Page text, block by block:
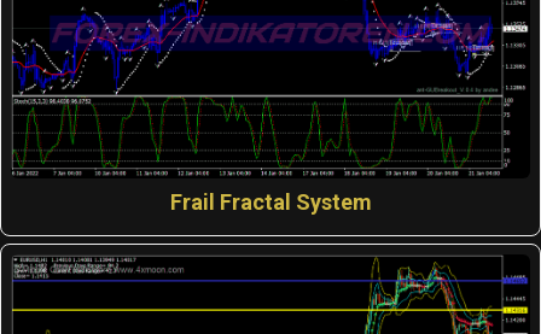
Frail Fractal System